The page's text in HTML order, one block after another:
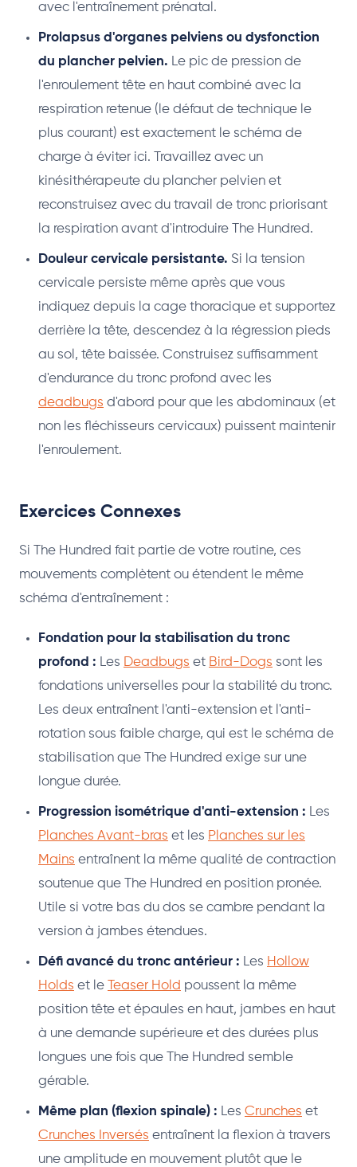
avec l'entraînement prénatal.
Prolapsus d'organes pelviens ou dysfonction
du plancher pelvien. Le pic de pression de
l'enroulement tête en haut combiné avec la
respiration retenue (le défaut de technique le
plus courant) est exactement le schéma de
charge à éviter ici. Travaillez avec un
kinésithérapeute du plancher pelvien et
reconstruisez avec du travail de tronc priorisant
la respiration avant d'introduire The Hundred.
Douleur cervicale persistante. Si la tension
cervicale persiste même après que vous
indiquez depuis la cage thoracique et supportez
derrière la tête, descendez à la régression pieds
au sol, tête baissée. Construisez suffisamment
d'endurance du tronc profond avec les
deadbugs d'abord pour que les abdominaux (et
non les fléchisseurs cervicaux) puissent maintenir
l'enroulement.
Exercices Connexes
Si The Hundred fait partie de votre routine, ces
mouvements complètent ou étendent le même
schéma d'entraînement :
Fondation pour la stabilisation du tronc
profond : Les Deadbugs et Bird-Dogs sont les
fondations universelles pour la stabilité du tronc.
Les deux entraînent l'anti-extension et l'anti-
rotation sous faible charge, qui est le schéma de
stabilisation que The Hundred exige sur une
longue durée.
Progression isométrique d'anti-extension : Les
Planches Avant-bras et les Planches sur les
Mains entraînent la même qualité de contraction
soutenue que The Hundred en position pronée.
Utile si votre bas du dos se cambre pendant la
version à jambes étendues.
Défi avancé du tronc antérieur : Les Hollow
Holds et le Teaser Hold poussent la même
position tête et épaules en haut, jambes en haut
à une demande supérieure et des durées plus
longues une fois que The Hundred semble
gérable.
Même plan (flexion spinale) : Les Crunches et
Crunches Inversés entraînent la flexion à travers
une amplitude en mouvement plutôt que le